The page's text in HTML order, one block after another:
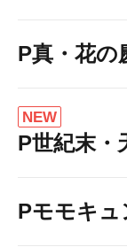
P真・花の
NEW
P世紀末・
Pモモキュ